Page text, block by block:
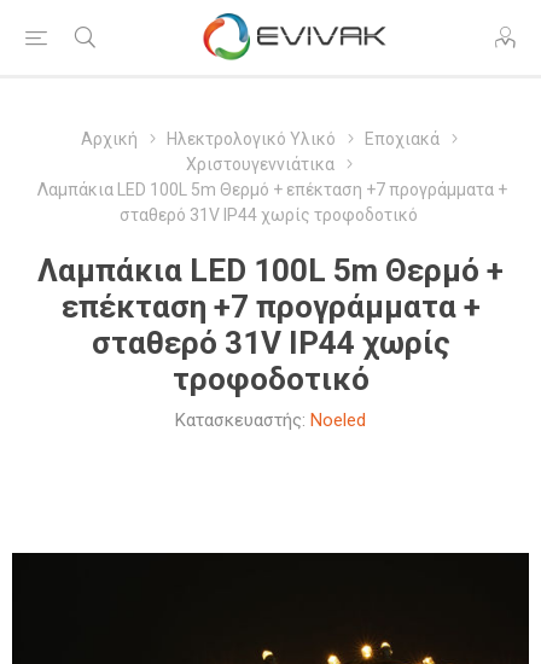
Αρχική Ηλεκτρολογικό Υλικό
Εποχιακά
Χριστουγεννιάτικα
Λαμπάκια LED 100L 5m Θερμό + επέκταση +7 προγράμματα +
σταθερό 31V IP44 χωρίς τροφοδοτικό
Λαμπάκια LED 100L 5m Θερμό +
επέκταση +7 προγράμματα +
σταθερό 31V IP44 χωρίς
τροφοδοτικό
Κατασκευαστής: Noeled